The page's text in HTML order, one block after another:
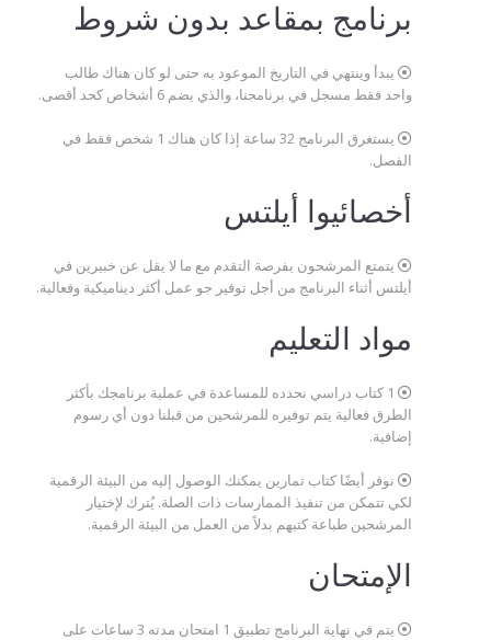
برنامج بمقاعد بدون شروط
يبدأ وينتهي في التاريخ الموعود به حتى لو كان هناك طالب
واحد فقط مسجل في برنامجنا، والذي يضم 6 أشخاص كحد أقصى.
يستغرق البرنامج 32 ساعة إذا كان هناك 1 شخص فقط في
الفصل.
أخصائيوا أيلتس
يتمتع المرشحون بفرصة التقدم مع ما لا يقل عن خبيرين في
أيلتس أثناء البرنامج من أجل توفير جو عمل أكثر ديناميكية وفعالية.
مواد التعليم
1 كتاب دراسي نحدده للمساعدة في عملية برنامجك بأكثر
الطرق فعالية يتم توفيره للمرشحين من قبلنا دون أي رسوم
إضافية.
نوفر أيضًا كتاب تمارين يمكنك الوصول إليه من البيئة الرقمية
لكي تتمكن من تنفيذ الممارسات ذات الصلة. يُترك لإختيار
المرشحين طباعة كتبهم بدلاً من العمل من البيئة الرقمية.
الإمتحان
يتم في نهاية البرنامج تطبيق 1 امتحان مدته 3 ساعات على